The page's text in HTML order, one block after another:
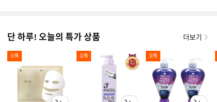
단 하루! 오늘의 특가 상품 더보기
오특 오특 오특